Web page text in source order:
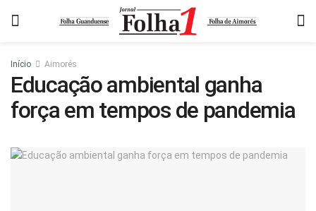
Início Aimorés
Educação ambiental ganha
força em tempos de pandemia